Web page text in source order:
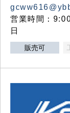
営業時間：
日
販売可